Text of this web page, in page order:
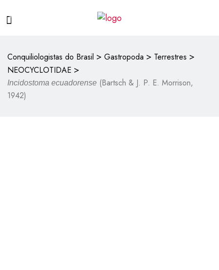
Conquiliologistas do Brasil > Gastropoda > Terrestres >
NEOCYCLOTIDAE >
Incidostoma ecuadorense (Bartsch & J. P. E. Morrison,
1942)